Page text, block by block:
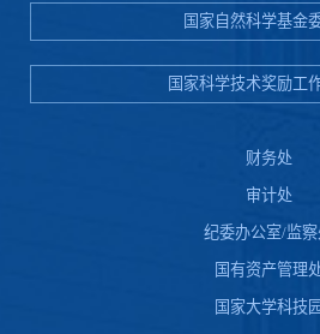
国家自然科学基金
国家科学技术奖励工
财务处
审计处
纪委办公室/监察
国有资产管理
国家大学科技园